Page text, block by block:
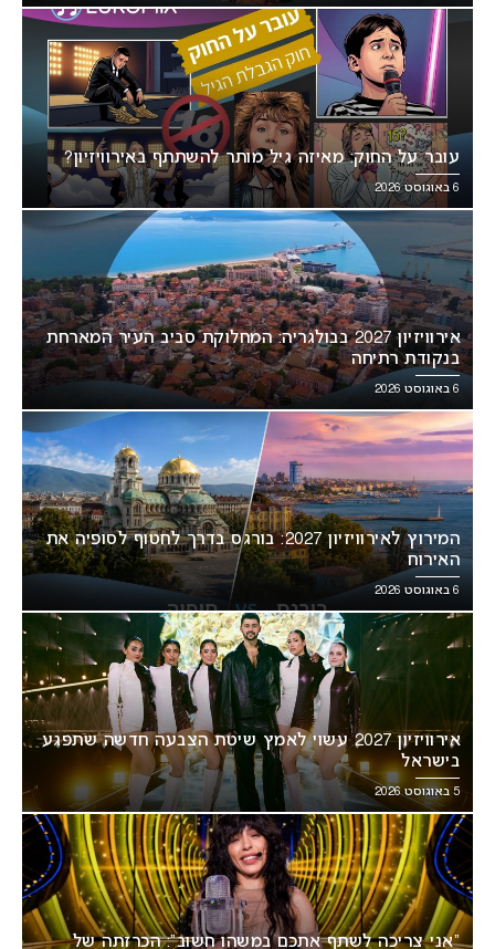
עובר על החוק: מאיזה גיל מותר להשתתף באירוויזיון?
6 באוגוסט 2026
אירוויזיון 2027 בבולגריה: המחלוקת סביב העיר המארחת
בנקודת רתיחה
6 באוגוסט 2026
המירוץ לאירוויזיון 2027: בורגס בדרך לחטוף לסופיה את
האירוח
6 באוגוסט 2026
אירוויזיון 2027 עשוי לאמץ שיטת הצבעה חדשה שתפגע
בישראל
5 באוגוסט 2026
“אני צריכה לשתף אתכם במשהו חשוב”: הכרזתה של